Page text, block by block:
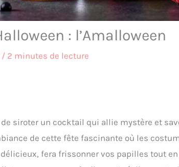
: l’Amalloween
/ 2 minutes de lecture
siroter un cocktail qui allie mystère et
de cette fête fascinante où les
fera frissonner vos papilles tout